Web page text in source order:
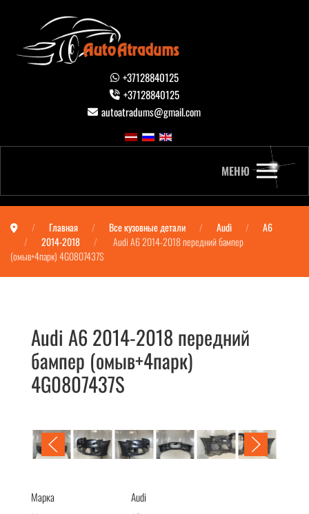
+37128840125
+37128840125
autoatradums@gmail.com
МЕНЮ
Главная Все кузовные детали Audi
A6
2014-2018
Audi A6 2014-2018 передний бампер
(омыв+4парк) 4G0807437S
Audi A6 2014-2018 передний
бампер (омыв+4парк)
4G0807437S
Audi A6 2014-2018 передний бампер (омыв+4парк)
Марка
Audi